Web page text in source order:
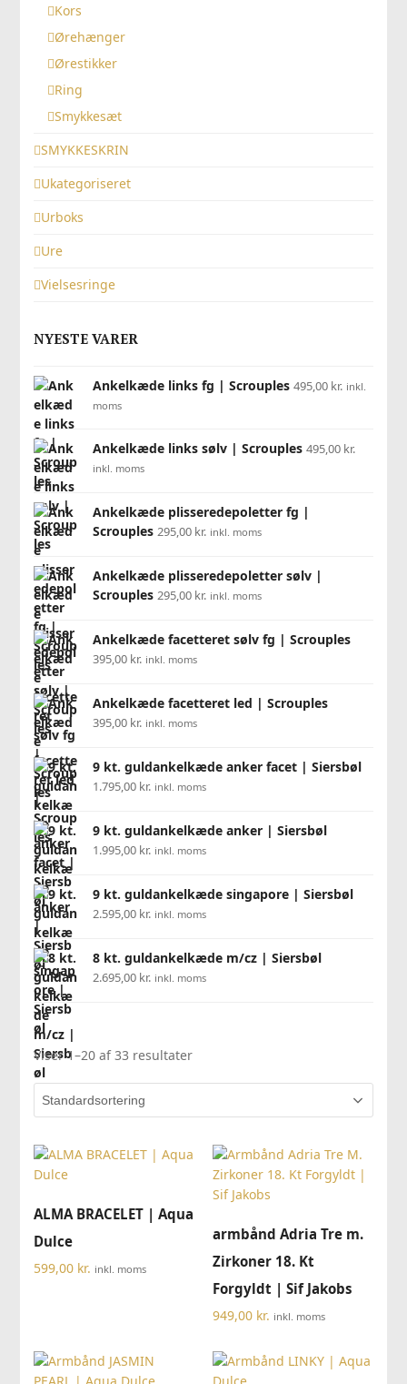
Kors
Ørehænger
Ørestikker
Ring
Smykkesæt
SMYKKESKRIN
Ukategoriseret
Urboks
Ure
Vielsesringe
NYESTE VARER
Ankelkæde links fg | Scrouples 495,00 kr. inkl.
moms
Ankelkæde links sølv | Scrouples 495,00 kr.
inkl. moms
Ankelkæde plisseredepoletter fg |
Scrouples 295,00 kr. inkl. moms
Ankelkæde plisseredepoletter sølv |
Scrouples 295,00 kr. inkl. moms
Ankelkæde facetteret sølv fg | Scrouples
395,00 kr. inkl. moms
Ankelkæde facetteret led | Scrouples
395,00 kr. inkl. moms
9 kt. guldankelkæde anker facet | Siersbøl
1.795,00 kr. inkl. moms
9 kt. guldankelkæde anker | Siersbøl
1.995,00 kr. inkl. moms
9 kt. guldankelkæde singapore | Siersbøl
2.595,00 kr. inkl. moms
8 kt. guldankelkæde m/cz | Siersbøl
2.695,00 kr. inkl. moms
Viser 1–20 af 33 resultater
ALMA BRACELET | Aqua
Dulce
599,00 kr. inkl. moms
armbånd Adria Tre m.
Zirkoner 18. Kt
Forgyldt | Sif Jakobs
949,00 kr. inkl. moms